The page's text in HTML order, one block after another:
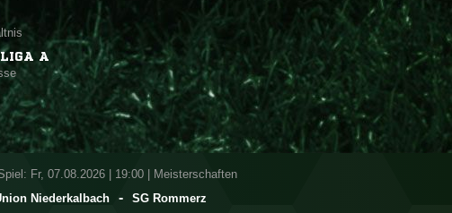
A
Fr, 07.08.2026
19:00 | Meisterschaften
Niederkalbach
- SG Rommerz